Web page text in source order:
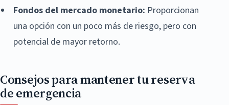
Fondos del mercado monetario: Proporcionan
una opción con un poco más de riesgo, pero con
potencial de mayor retorno.
Consejos para mantener tu reserva
de emergencia